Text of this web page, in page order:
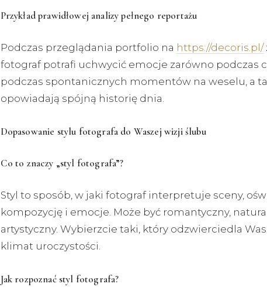
Przykład prawidłowej analizy pełnego reportażu
Podczas przeglądania portfolio na https://decoris.pl/
fotograf potrafi uchwycić emocje zarówno podczas
podczas spontanicznych momentów na weselu, a
opowiadają spójną historię dnia.
Dopasowanie stylu fotografa do Waszej wizji ślubu
Co to znaczy „styl fotografa”?
Styl to sposób, w jaki fotograf interpretuje sceny,
kompozycję i emocje. Może być romantyczny,
artystyczny. Wybierzcie taki, który odzwierciedla
klimat uroczystości.
Jak rozpoznać styl fotografa?